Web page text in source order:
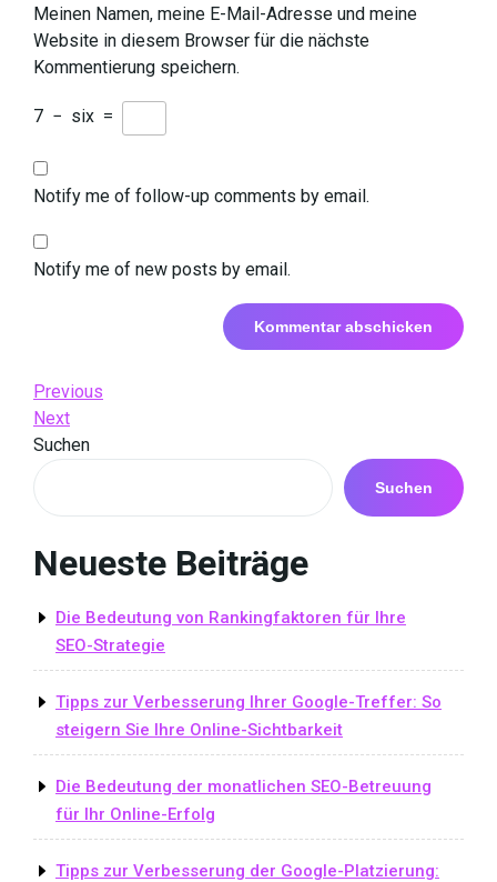
Meinen Namen, meine E-Mail-Adresse und meine
Website in diesem Browser für die nächste
Kommentierung speichern.
7 − six =
Notify me of follow-up comments by email.
Notify me of new posts by email.
Beitrags-
Navigation
Previous
Post
Previous
Next
Post
Next
Suchen
Suchen
Neueste Beiträge
Die Bedeutung von Rankingfaktoren für Ihre
SEO-Strategie
Tipps zur Verbesserung Ihrer Google-Treffer: So
steigern Sie Ihre Online-Sichtbarkeit
Die Bedeutung der monatlichen SEO-Betreuung
für Ihr Online-Erfolg
Tipps zur Verbesserung der Google-Platzierung: